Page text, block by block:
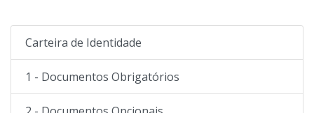
Carteira de Identidade
1 - Documentos Obrigatórios